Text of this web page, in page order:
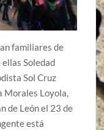
familiares de
Soledad
Sol Cruz
Morales Loyola,
de León el 23 de
está